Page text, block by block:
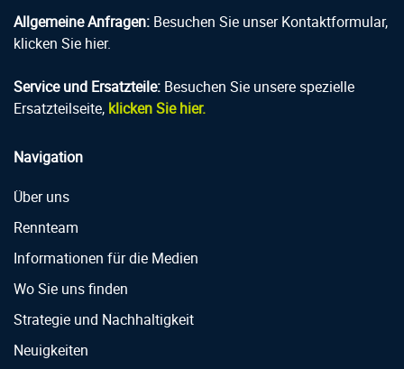
Allgemeine Anfragen: Besuchen Sie unser Kontaktformular,
klicken Sie hier.
Service und Ersatzteile: Besuchen Sie unsere spezielle
Ersatzteilseite, klicken Sie hier.
Navigation
Über uns
Rennteam
Informationen für die Medien
Wo Sie uns finden
Strategie und Nachhaltigkeit
Neuigkeiten